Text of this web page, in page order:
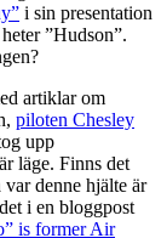
i sin presentation
”Hudson”.
artiklar om
piloten Chesley
upp
läge. Finns det
var denne hjälte är
i en bloggpost
is former Air